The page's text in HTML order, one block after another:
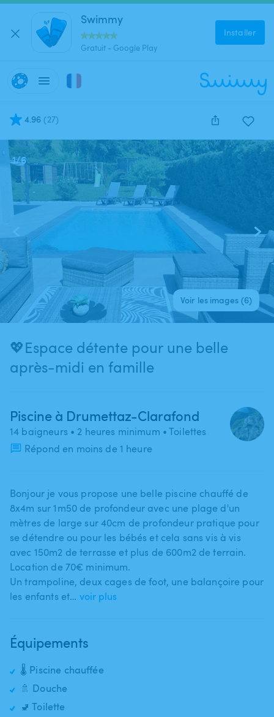
Swimmy
Gratuit - Google Play
Installer
4.96 (27)
1/6
Voir les images (6)
💖Espace détente pour une belle
après-midi en famille
Piscine à Drumettaz-Clarafond
14 baigneurs • 2 heures minimum • Toilettes
Répond en moins de 1 heure
Bonjour je vous propose une belle piscine chauffé de
8x4m sur 1m50 de profondeur avec une plage d'un
mètres de large sur 40cm de profondeur pratique pour
se détendre ou pour les bébés et cela sans vis à vis
avec 150m2 de terrasse et plus de 600m2 de terrain.
Location de 70€ minimum.
Un trampoline​,​ deux cages de foot​,​ une balançoire pour
les enfants et… voir plus
Équipements
🌡️ Piscine chauffée
🚿 Douche
🚽 Toilette